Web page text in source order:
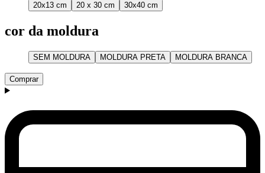
20x13 cm 20 x 30 cm 30x40 cm
cor da moldura
SEM MOLDURA MOLDURA PRETA MOLDURA BRANCA
Comprar